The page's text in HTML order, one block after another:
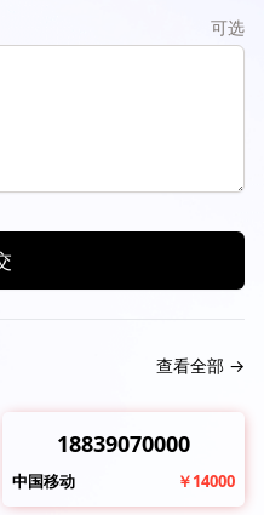
可选
查看全部 →
18839070000
中国移动 ￥14000